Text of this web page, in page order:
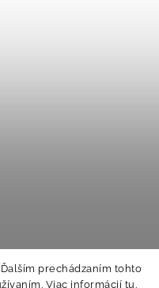
prechádzaním tohto
Viac informácií tu.